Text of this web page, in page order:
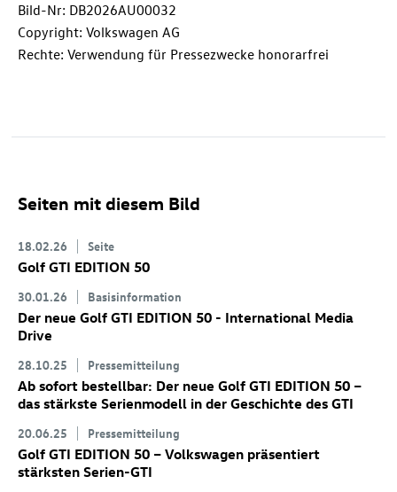
Bild-Nr: DB2026AU00032
Copyright: Volkswagen AG
Rechte: Verwendung für Pressezwecke honorarfrei
Seiten mit diesem Bild
18.02.26 Seite
Golf GTI EDITION 50
30.01.26 Basisinformation
Der neue Golf GTI EDITION 50 - International Media
Drive
28.10.25 Pressemitteilung
Ab sofort bestellbar: Der neue Golf GTI EDITION 50 –
das stärkste Serienmodell in der Geschichte des GTI
20.06.25 Pressemitteilung
Golf GTI EDITION 50 – Volkswagen präsentiert
stärksten Serien-GTI